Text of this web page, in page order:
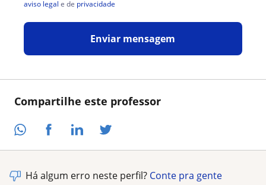
Compartilhe este professor
aviso legal e de privacidade
Enviar mensagem
Há algum erro neste perfil? Conte pra gente